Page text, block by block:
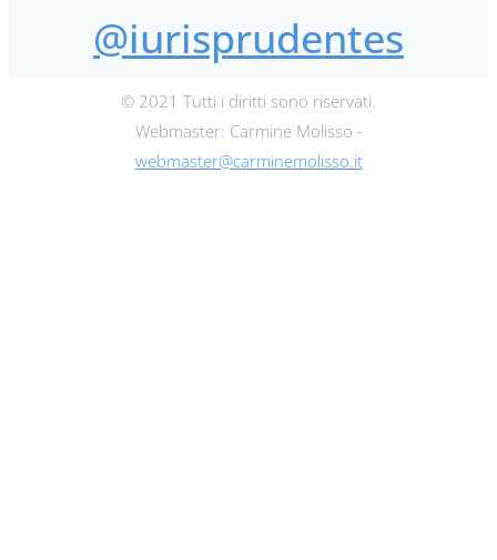
@iurisprudentes
© 2021 Tutti i diritti sono riservati.
Webmaster: Carmine Molisso -
webmaster@carminemolisso.it